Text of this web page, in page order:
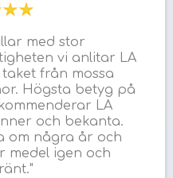
med stor
vi anlitar LA
från mossa
Högsta betyg på
LA
och bekanta.
om några år och
medel igen och